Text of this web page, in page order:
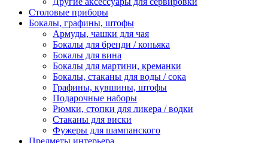
Столовые приборы
Бокалы, графины, штофы
Армуды, чашки для чая
Бокалы для бренди / коньяка
Бокалы для вина
Бокалы для мартини, креманки
Бокалы, стаканы для воды / сока
Графины, кувшины, штофы
Подарочные наборы
Рюмки, стопки для ликера / водки
Стаканы для виски
Фужеры для шампанского
Предметы интерьера